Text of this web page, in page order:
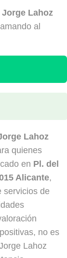
Lahoz
al
Lahoz
quienes
en Pl. del
Alicante,
servicios de
positivas, no es
Lahoz